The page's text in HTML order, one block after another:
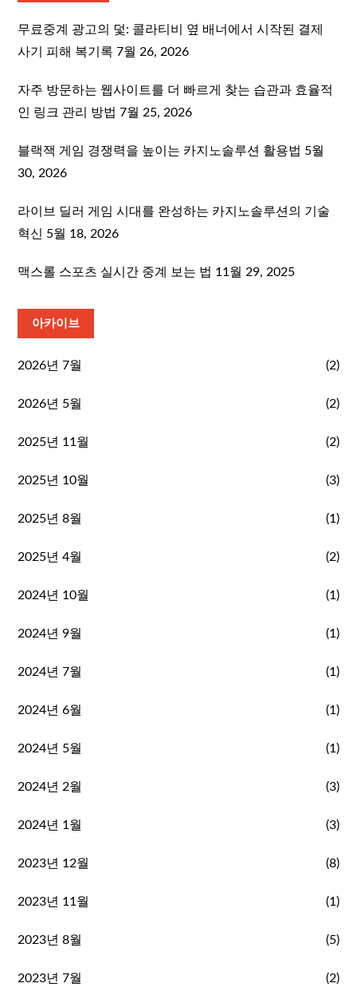
무료중계 광고의 덫: 콜라티비 옆 배너에서 시작된 결제
사기 피해 복기록 7월 26, 2026
자주 방문하는 웹사이트를 더 빠르게 찾는 습관과 효율적
인 링크 관리 방법 7월 25, 2026
블랙잭 게임 경쟁력을 높이는 카지노솔루션 활용법 5월
30, 2026
라이브 딜러 게임 시대를 완성하는 카지노솔루션의 기술
혁신 5월 18, 2026
맥스롤 스포츠 실시간 중계 보는 법 11월 29, 2025
아카이브
2026년 7월 (2)
2026년 5월 (2)
2025년 11월 (2)
2025년 10월 (3)
2025년 8월 (1)
2025년 4월 (2)
2024년 10월 (1)
2024년 9월 (1)
2024년 7월 (1)
2024년 6월 (1)
2024년 5월 (1)
2024년 2월 (3)
2024년 1월 (3)
2023년 12월 (8)
2023년 11월 (1)
2023년 8월 (5)
2023년 7월 (2)